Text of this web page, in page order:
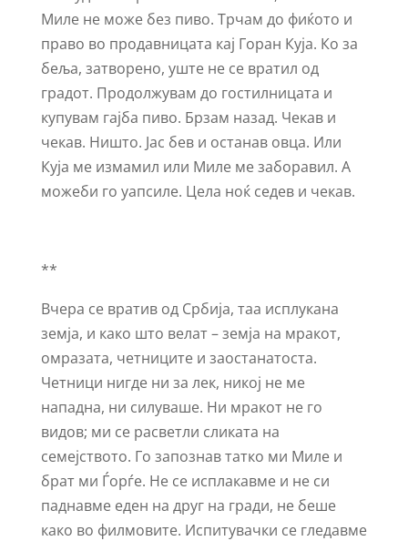
Миле не може без пиво. Трчам до фиќото и
право во продавницата кај Горан Куја. Ко за
беља, затворено, уште не се вратил од
градот. Продолжувам до гостилницата и
купувам гајба пиво. Брзам назад. Чекав и
чекав. Ништо. Јас бев и останав овца. Или
Куја ме измамил или Миле ме заборавил. А
можеби го уапсиле. Цела ноќ седев и чекав.
**
Вчера се вратив од Србија, таа исплукана
земја, и како што велат – земја на мракот,
омразата, четниците и заостанатоста.
Четници нигде ни за лек, никој не ме
нападна, ни силуваше. Ни мракот не го
видов; ми се расветли сликата на
семејството. Го запознав татко ми Миле и
брат ми Ѓорѓе. Не се исплакавме и не си
паднавме еден на друг на гради, не беше
како во филмовите. Испитувачки се гледавме